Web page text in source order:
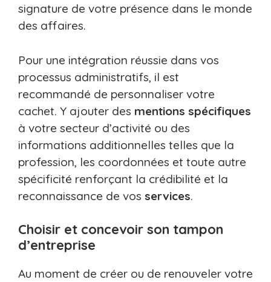
signature de votre présence dans le monde
des affaires.
Pour une intégration réussie dans vos
processus administratifs, il est
recommandé de personnaliser votre
cachet. Y ajouter des mentions spécifiques
à votre secteur d’activité ou des
informations additionnelles telles que la
profession, les coordonnées et toute autre
spécificité renforçant la crédibilité et la
reconnaissance de vos services.
Choisir et concevoir son tampon
d’entreprise
Au moment de créer ou de renouveler votre